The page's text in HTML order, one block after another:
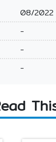
08/2022
-
-
-